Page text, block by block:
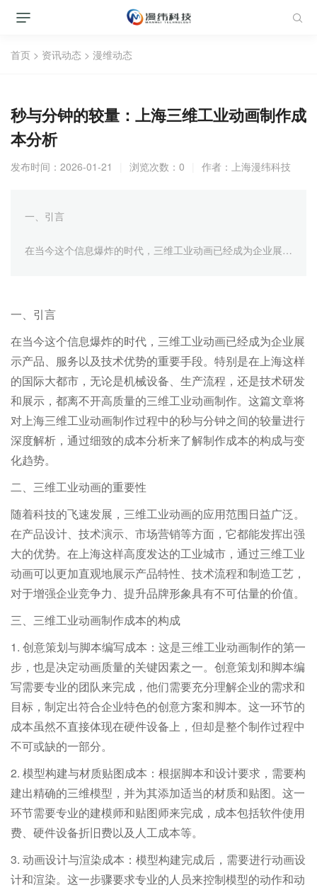
首页 > 资讯动态 > 漫维动态
秒与分钟的较量：上海三维工业动画制作成
本分析
发布时间：2026-01-21 浏览次数：0 作者： 上海漫纬科技
一、引言
在当今这个信息爆炸的时代，三维工业动画已经成为企业展示
三维工业动画制作过程中的秒与分钟之间的较量进行深度解
析，通过细致的成本分析来了解制作成本的构成与变化趋势。
二、三维工业动画的重要性
随着科技的飞速发展，三维工业动画
一、引言
在当今这个信息爆炸的时代，三维工业动画已经成为企业展
示产品、服务以及技术优势的重要手段。特别是在上海这样
的国际大都市，无论是机械设备、生产流程，还是技术研发
和展示，都离不开高质量的三维工业动画制作。这篇文章将
对上海三维工业动画制作过程中的秒与分钟之间的较量进行
深度解析，通过细致的成本分析来了解制作成本的构成与变
化趋势。
二、三维工业动画的重要性
随着科技的飞速发展，三维工业动画的应用范围日益广泛。
在产品设计、技术演示、市场营销等方面，它都能发挥出强
大的优势。在上海这样高度发达的工业城市，通过三维工业
动画可以更加直观地展示产品特性、技术流程和制造工艺，
对于增强企业竞争力、提升品牌形象具有不可估量的价值。
三、三维工业动画制作成本的构成
1. 创意策划与脚本编写成本：这是三维工业动画制作的第一
步，也是决定动画质量的关键因素之一。创意策划和脚本编
写需要专业的团队来完成，他们需要充分理解企业的需求和
目标，制定出符合企业特色的创意方案和脚本。这一环节的
成本虽然不直接体现在硬件设备上，但却是整个制作过程中
不可或缺的一部分。
2. 模型构建与材质贴图成本：根据脚本和设计要求，需要构
建出精确的三维模型，并为其添加适当的材质和贴图。这一
环节需要专业的建模师和贴图师来完成，成本包括软件使用
费、硬件设备折旧费以及人工成本等。
3. 动画设计与渲染成本：模型构建完成后，需要进行动画设
计和渲染。这一步骤要求专业的人员来控制模型的动作和动